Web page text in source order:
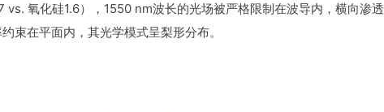
氧化硅1.6），1550 nm波长的光场被严格限制在波导内，横向渗透
束在平面内，其光学模式呈梨形分布。